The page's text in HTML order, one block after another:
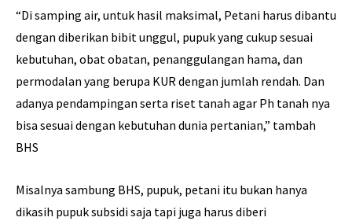
“Di samping air, untuk hasil maksimal, Petani harus dibantu
dengan diberikan bibit unggul, pupuk yang cukup sesuai
kebutuhan, obat obatan, penanggulangan hama, dan
permodalan yang berupa KUR dengan jumlah rendah. Dan
adanya pendampingan serta riset tanah agar Ph tanah nya
bisa sesuai dengan kebutuhan dunia pertanian,” tambah
BHS
Misalnya sambung BHS, pupuk, petani itu bukan hanya
dikasih pupuk subsidi saja tapi juga harus diberi